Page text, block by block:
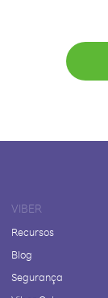
VIBER
Recursos
Blog
Segurança